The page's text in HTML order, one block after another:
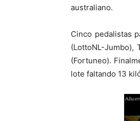
australiano.
Cinco pedalistas
(LottoNL-Jumbo),
(Fortuneo).
lote faltando 13